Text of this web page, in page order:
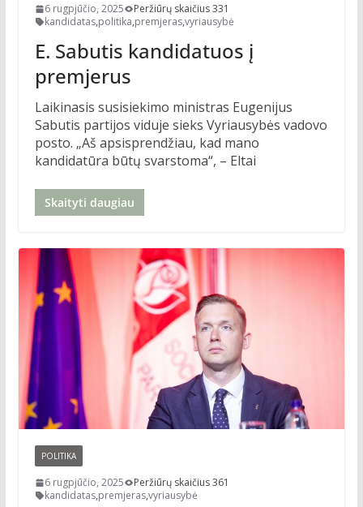
6 rugpjūčio, 2025
Peržiūrų skaičius 331
kandidatas,politika,premjeras,vyriausybė
E. Sabutis kandidatuos į
premjerus
Laikinasis susisiekimo ministras Eugenijus
Sabutis partijos viduje sieks Vyriausybės vadovo
posto. „Aš apsisprendžiau, kad mano
kandidatūra būtų svarstoma“, – Eltai
Skaityti daugiau
POLITIKA
6 rugpjūčio, 2025
Peržiūrų skaičius 361
kandidatas,premjeras,vyriausybė